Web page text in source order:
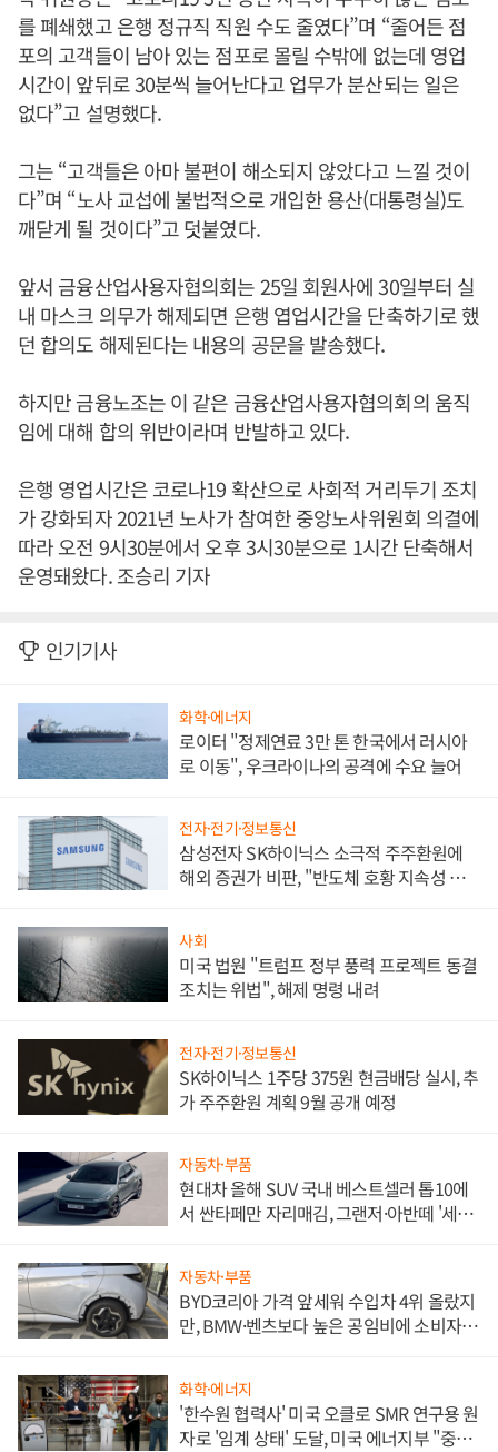
를 폐쇄했고 은행 정규직 직원 수도 줄였다”며 “줄어든 점
포의 고객들이 남아 있는 점포로 몰릴 수밖에 없는데 영업
시간이 앞뒤로 30분씩 늘어난다고 업무가 분산되는 일은
없다”고 설명했다.
그는 “고객들은 아마 불편이 해소되지 않았다고 느낄 것이
다”며 “노사 교섭에 불법적으로 개입한 용산(대통령실)도
깨닫게 될 것이다”고 덧붙였다.
앞서 금융산업사용자협의회는 25일 회원사에 30일부터 실
내 마스크 의무가 해제되면 은행 엽업시간을 단축하기로 했
던 합의도 해제된다는 내용의 공문을 발송했다.
하지만 금융노조는 이 같은 금융산업사용자협의회의 움직
임에 대해 합의 위반이라며 반발하고 있다.
은행 영업시간은 코로나19 확산으로 사회적 거리두기 조치
가 강화되자 2021년 노사가 참여한 중앙노사위원회 의결에
따라 오전 9시30분에서 오후 3시30분으로 1시간 단축해서
운영돼왔다. 조승리 기자
인기기사
화학·에너지
로이터 "정제연료 3만 톤 한국에서 러시아
로 이동", 우크라이나의 공격에 수요 늘어
전자·전기·정보통신
삼성전자 SK하이닉스 소극적 주주환원에
해외 증권가 비판, "반도체 호황 지속성 의
사회
미국 법원 "트럼프 정부 풍력 프로젝트 동결
조치는 위법", 해제 명령 내려
전자·전기·정보통신
SK하이닉스 1주당 375원 현금배당 실시, 추
가 주주환원 계획 9월 공개 예정
자동차·부품
현대차 올해 SUV 국내 베스트셀러 톱10에
서 싼타페만 자리매김, 그랜저·아반떼 '세단
자동차·부품
BYD코리아 가격 앞세워 수입차 4위 올랐지
만, BMW·벤츠보다 높은 공임비에 소비자
화학·에너지
'한수원 협력사' 미국 오클로 SMR 연구용 원
자로 '임계 상태' 도달, 미국 에너지부 "중요